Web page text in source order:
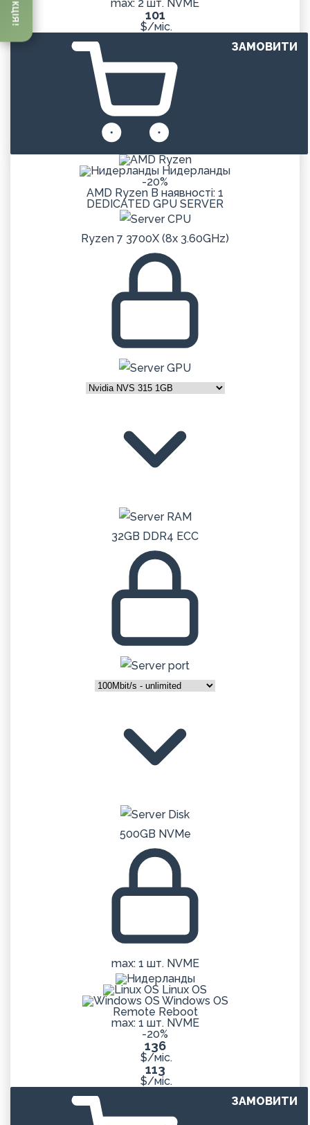
max: 2 шт. NVME
101
$/міс.
ЗАМОВИТИ
Нидерланды
-20%
AMD Ryzen В наявності: 1
DEDICATED GPU SERVER
Ryzen 7 3700X (8x 3.60GHz)
32GB DDR4 ECC
500GB NVMe
max: 1 шт. NVME
Linux OS
Windows OS
Remote Reboot
max: 1 шт. NVME
-20%
136
$/міс.
113
$/міс.
ЗАМОВИТИ
АКЦІЯ!